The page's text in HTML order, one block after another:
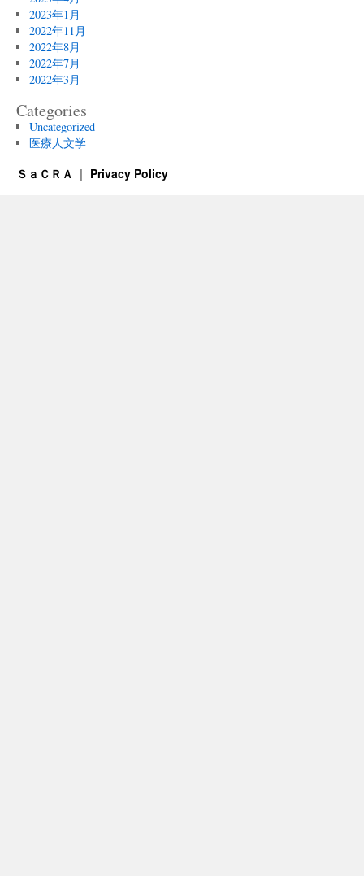
2023年1月
2022年11月
2022年8月
2022年7月
2022年3月
Categories
Uncategorized
医療人文学
ＳａＣＲＡ Privacy Policy